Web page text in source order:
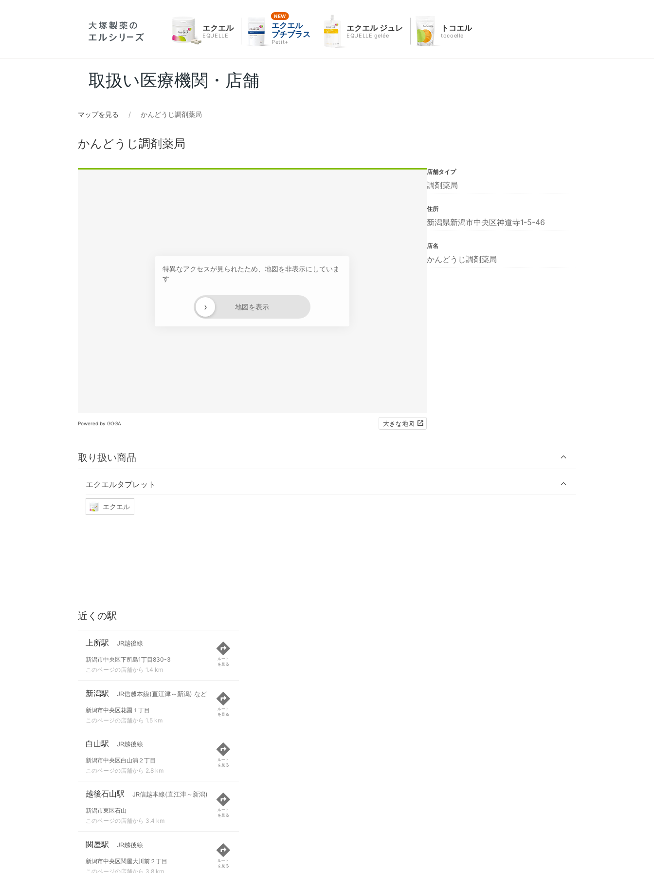
エクエル
EQUELLE
エクエル
プチプラス
Petit+
エクエル ジュレ
EQUELLE gelée
トコエル
tocoelle
取扱い医療機関・店舗
マップを見る かんどうじ調剤薬局
かんどうじ調剤薬局
特異なアクセスが見られたため、地図を非表示にしていま
す
地図を表示
›
Powered by GOGA 大きな地図
取り扱い商品
エクエルタブレット
エクエル
店舗タイプ
調剤薬局
住所
新潟県新潟市中央区神道寺1-5-46
店名
かんどうじ調剤薬局
近くの駅
上所駅 JR越後線
新潟市中央区下所島1丁目830-3
このページの店舗から 1.4 km
ルート
を見る
新潟駅 JR信越本線(直江津～新潟) など
新潟市中央区花園１丁目
このページの店舗から 1.5 km
ルート
を見る
白山駅 JR越後線
新潟市中央区白山浦２丁目
このページの店舗から 2.8 km
ルート
を見る
越後石山駅 JR信越本線(直江津～新潟)
新潟市東区石山
このページの店舗から 3.4 km
ルート
を見る
関屋駅 JR越後線
新潟市中央区関屋大川前２丁目
このページの店舗から 3.8 km
ルート
を見る